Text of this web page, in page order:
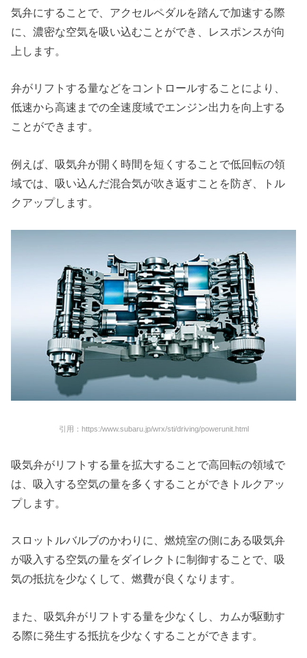
気弁にすることで、アクセルペダルを踏んで加速する際
に、濃密な空気を吸い込むことができ、レスポンスが向
上します。
弁がリフトする量などをコントロールすることにより、
低速から高速までの全速度域でエンジン出力を向上する
ことができます。
例えば、吸気弁が開く時間を短くすることで低回転の領
域では、吸い込んだ混合気が吹き返すことを防ぎ、トル
クアップします。
引用：https:/www.subaru.jp/wrx/sti/driving/powerunit.html
吸気弁がリフトする量を拡大することで高回転の領域で
は、吸入する空気の量を多くすることができトルクアッ
プします。
スロットルバルブのかわりに、燃焼室の側にある吸気弁
が吸入する空気の量をダイレクトに制御することで、吸
気の抵抗を少なくして、燃費が良くなります。
また、吸気弁がリフトする量を少なくし、カムが駆動す
る際に発生する抵抗を少なくすることができます。